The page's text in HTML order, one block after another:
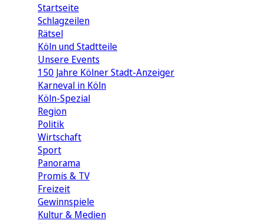
Startseite
Schlagzeilen
Rätsel
Köln und Stadtteile
Unsere Events
150 Jahre Kölner Stadt-Anzeiger
Karneval in Köln
Köln-Spezial
Region
Politik
Wirtschaft
Sport
Panorama
Promis & TV
Freizeit
Gewinnspiele
Kultur & Medien